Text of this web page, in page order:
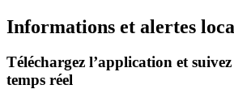
Informations et alertes
Téléchargez l’application et
temps réel